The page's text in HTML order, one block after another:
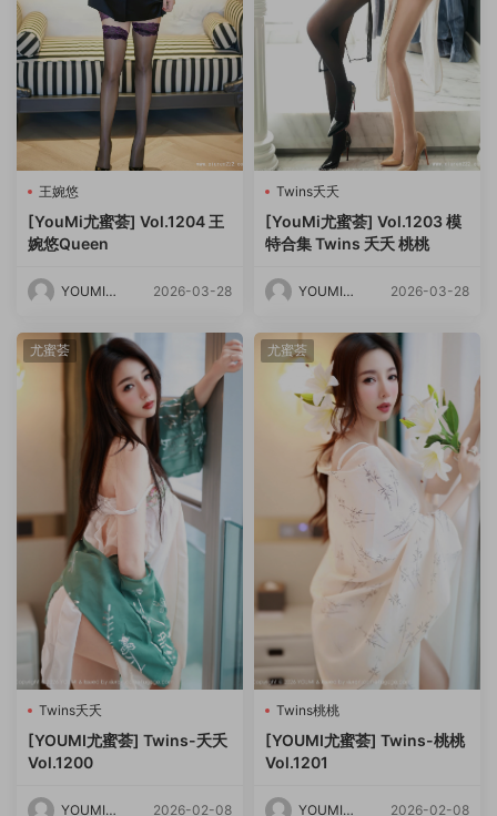
王婉悠
[YouMi尤蜜荟] Vol.1204 王
婉悠Queen
YOUMI尤
2026-03-28
Twins夭夭
[YouMi尤蜜荟] Vol.1203 模
特合集 Twins 夭夭 桃桃
YOUMI尤
2026-03-28
尤蜜荟
Twins夭夭
[YOUMI尤蜜荟] Twins-夭夭
Vol.1200
YOUMI尤
2026-02-08
尤蜜荟
Twins桃桃
[YOUMI尤蜜荟] Twins-桃桃
Vol.1201
YOUMI尤
2026-02-08